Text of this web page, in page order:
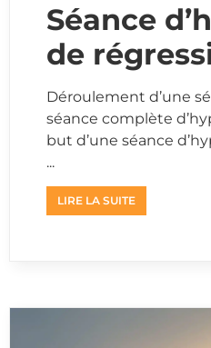
Séance
de
Déroulement d’une
séance complète
but d’une séance
...
LIRE LA SUITE